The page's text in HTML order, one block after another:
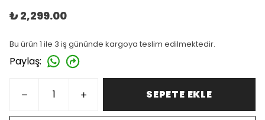
₺ 2,299.00
Bu ürün 1 ile 3 iş gününde kargoya teslim edilmektedir.
Paylaş:
SEPETE EKLE